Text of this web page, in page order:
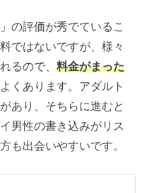
の評価が秀でているこ
ではないですが、様々
るので、料金がまった
くあります。アダルト
あり、そちらに進むと
男性の書き込みがリス
も出会いやすいです。